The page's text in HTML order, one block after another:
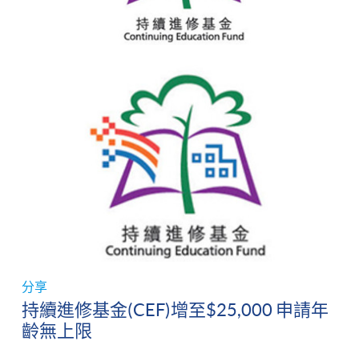
分享
持續進修基金(CEF)增至$25,000 申請年
齡無上限